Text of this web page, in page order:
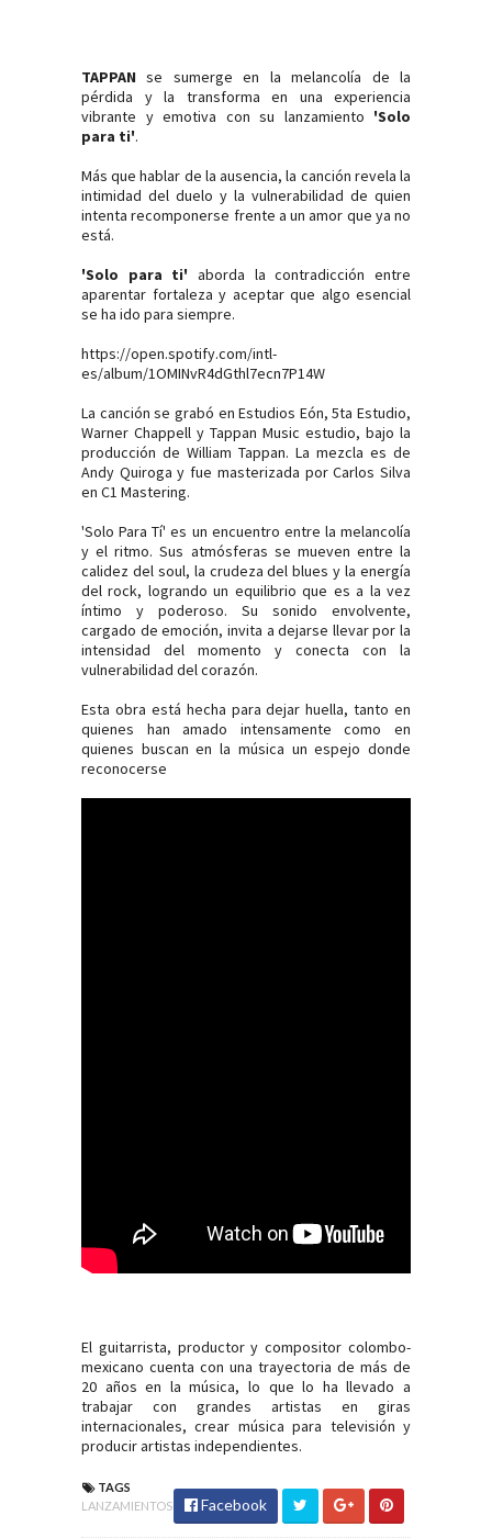
TAPPANse sumerge en la melancolía de la
pérdida y la transforma en una experiencia
vibrante y emotiva con su lanzamiento 'Solo
para ti'.
Más que hablar de la ausencia, la canción revela la
intimidad del duelo y la vulnerabilidad de quien
intenta recomponerse frente a un amor que ya no
está.
'Solo para ti' aborda la contradicción entre
aparentar fortaleza y aceptar que algo esencial
se ha ido para siempre.
https://open.spotify.com/intl-
es/album/1OMINvR4dGthl7ecn7P14W
La canción se grabó en Estudios Eón, 5ta Estudio,
Warner Chappell y Tappan Music estudio, bajo la
producción de William Tappan. La mezcla es de
Andy Quiroga y fue masterizada por Carlos Silva
en C1 Mastering.
'Solo Para Tí' es un encuentro entre la melancolía
y el ritmo. Sus atmósferas se mueven entre la
calidez del soul, la crudeza del blues y la energía
del rock, logrando un equilibrio que es a la vez
íntimo y poderoso. Su sonido envolvente,
cargado de emoción, invita a dejarse llevar por la
intensidad del momento y conecta con la
vulnerabilidad del corazón.
Esta obra está hecha para dejar huella, tanto en
quienes han amado intensamente como en
quienes buscan en la música un espejo donde
reconocerse
El guitarrista, productor y compositor colombo-
mexicano cuenta con una trayectoria de más de
20 años en la música, lo que lo ha llevado a
trabajar con grandes artistas en giras
internacionales, crear música para televisión y
producir artistas independientes.
TAGS
LANZAMIENTOS
Facebook